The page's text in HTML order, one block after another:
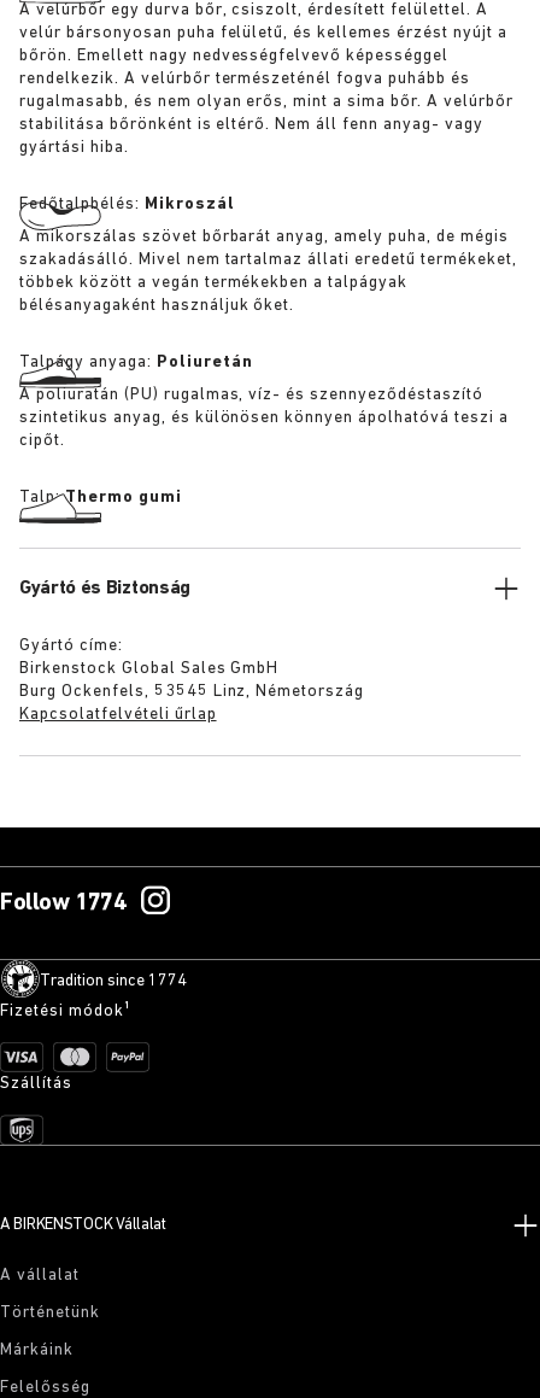
A velúrbőr egy durva bőr, csiszolt, érdesített felülettel. A
velúr bársonyosan puha felületű, és kellemes érzést nyújt a
bőrön. Emellett nagy nedvességfelvevő képességgel
rendelkezik. A velúrbőr természeténél fogva puhább és
rugalmasabb, és nem olyan erős, mint a sima bőr. A velúrbőr
stabilitása bőrönként is eltérő. Nem áll fenn anyag- vagy
gyártási hiba.
Fedőtalpbélés: Mikroszál
A mikorszálas szövet bőrbarát anyag, amely puha, de mégis
szakadásálló. Mivel nem tartalmaz állati eredetű termékeket,
többek között a vegán termékekben a talpágyak
bélésanyagaként használjuk őket.
Talpágy anyaga: Poliuretán
A poliuratán (PU) rugalmas, víz- és szennyeződéstaszító
szintetikus anyag, és különösen könnyen ápolhatóvá teszi a
cipőt.
Talp:Thermo gumi
Gyártó és Biztonság
Gyártó címe:
Birkenstock Global Sales GmbH
Burg Ockenfels, 53545 Linz, Németország
Kapcsolatfelvételi űrlap
Follow 1774
Tradition since 1774
Fizetési módok¹
Szállítás
A BIRKENSTOCK Vállalat
A vállalat
Történetünk
Márkáink
Felelősség